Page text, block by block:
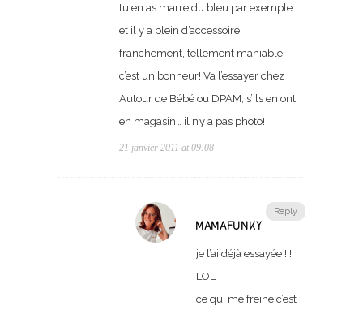
tu en as marre du bleu par exemple…
et il y a plein d’accessoire!
franchement, tellement maniable,
c’est un bonheur! Va l’essayer chez
Autour de Bébé ou DPAM, s’ils en ont
en magasin… il n’y a pas photo!
21 janvier 2011 at 09:08
Reply
MAMAFUNKY
je l’ai déjà essayée !!!!
LOL
ce qui me freine c’est